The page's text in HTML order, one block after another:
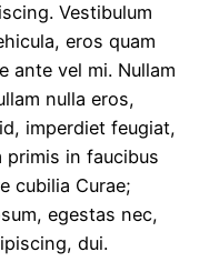
Vestibulum
eros quam
ante vel mi. Nullam
nulla eros,
imperdiet feugiat,
primis in faucibus
cubilia Curae;
egestas nec,
dui.